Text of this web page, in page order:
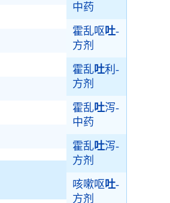
中药
霍乱呕吐-
方剂
霍乱吐利-
方剂
霍乱吐泻-
中药
霍乱吐泻-
方剂
咳嗽呕吐-
方剂